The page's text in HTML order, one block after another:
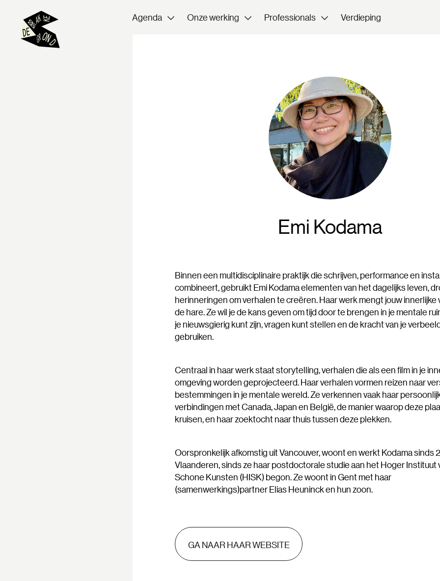
Agenda Onze werking Professionals Verdieping
Emi Kodama
Binnen een multidisciplinaire praktijk die schrijven, performance en
combineert, gebruikt Emi Kodama elementen van het dagelijks leven,
herinneringen om verhalen te creëren. Haar werk mengt jouw innerlijke
de hare. Ze wil je de kans geven om tijd door te brengen in je mentale
je nieuwsgierig kunt zijn, vragen kunt stellen en de kracht van je
gebruiken.
Centraal in haar werk staat storytelling, verhalen die als een film in je
omgeving worden geprojecteerd. Haar verhalen vormen reizen naar
bestemmingen in je mentale wereld. Ze verkennen vaak haar
verbindingen met Canada, Japan en België, de manier waarop deze
kruisen, en haar zoektocht naar thuis tussen deze plekken.
Oorspronkelijk afkomstig uit Vancouver, woont en werkt Kodama sinds
Vlaanderen, sinds ze haar postdoctorale studie aan het Hoger Instituut
Schone Kunsten (HISK) begon. Ze woont in Gent met haar
(samenwerkings)partner Elias Heuninck en hun zoon.
GA NAAR HAAR WEBSITE